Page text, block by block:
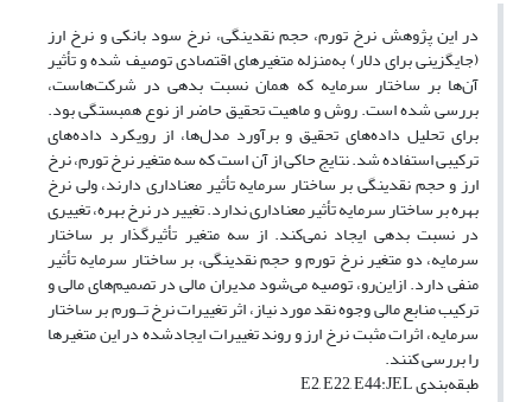
در این پژوهش نرخ تورم، حجم نقدینگی، نرخ سود بانکی و نرخ ارز
(جایگزینی برای دلار) به‌منزله متغیرهای اقتصادی توصیف شده و تأثیر
آن‌ها بر ساختار سرمایه که همان نسبت بدهی در شرکت‌هاست،
بررسی شده است. روش و ماهیت تحقیق حاضر از نوع همبستگی بود.
برای تحلیل داده‌های تحقیق و برآورد مدل‌ها، از رویکرد داده‌های
ترکیبی استفاده شد. نتایج حاکی از آن است که سه متغیر نرخ تورم، نرخ
ارز و حجم نقدینگی بر ساختار سرمایه تأثیر معناداری دارند، ولی نرخ
بهره بر ساختار سرمایه تأثیر معناداری ندارد. تغییر در نرخ بهره، تغییری
در نسبت بدهی ایجاد نمی‌کند. از سه متغیر تأثیرگذار بر ساختار
سرمایه، دو متغیر نرخ تورم و حجم نقدینگی، بر ساختار سرمایه تأثیر
منفی دارد. از‌این‌رو، توصیه می‌شود مدیران مالی در تصمیم‌های مالی و
ترکیب منابع مالی وجوه نقد مورد نیاز، اثر تغییرات نرخ تــورم بر ساختار
سرمایه، اثرات مثبت نرخ ارز و روند تغییرات ایجادشده در این متغیرها
را بررسی کنند.
طبقه‌بندی E2, E22, E44:JEL